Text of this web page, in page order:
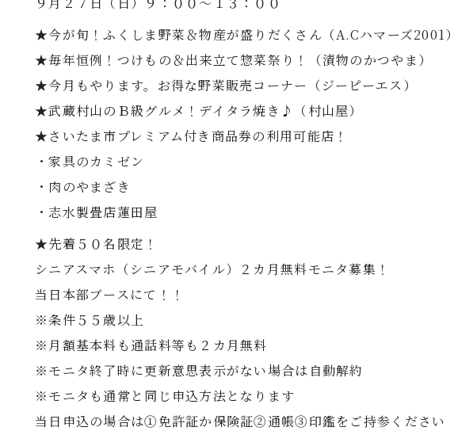
★今が旬！ふくしま野菜＆物産が盛りだくさん（A.Cハマーズ2001）
★毎年恒例！つけもの＆出来立て惣菜祭り！（漬物のかつやま）
★今月もやります。お得な野菜販売コーナー（ジーピーエス）
★武蔵村山のＢ級グルメ！デイタラ焼き♪（村山屋）
★さいたま市プレミアム付き商品券の利用可能店！
・家具のカミゼン
・肉のやまざき
・志水製畳店蓮田屋
★先着５０名限定！
シニアスマホ（シニアモバイル）２カ月無料モニタ募集！
当日本部ブースにて！！
※条件５５歳以上
※月額基本料も通話料等も２カ月無料
※モニタ終了時に更新意思表示がない場合は自動解約
※モニタも通常と同じ申込方法となります
当日申込の場合は①免許証か保険証②通帳③印鑑をご持参ください